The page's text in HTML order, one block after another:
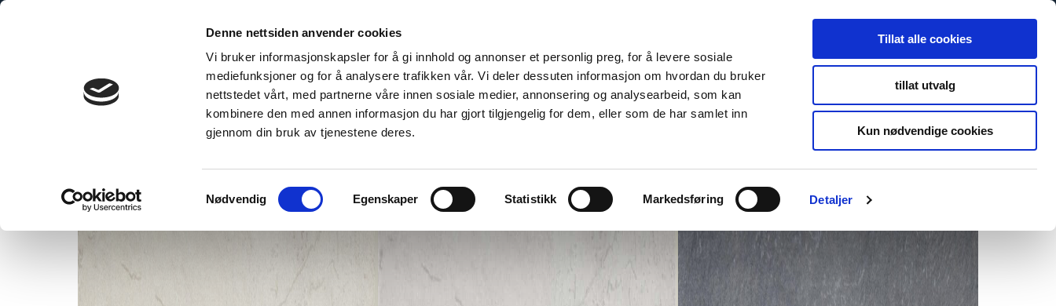
Denne nettsiden anvender cookies
Vi bruker informasjonskapsler for å gi innhold og annonser et personlig preg, for å levere sosiale
mediefunksjoner og for å analysere trafikken vår. Vi deler dessuten informasjon om hvordan du bruker
nettstedet vårt, med partnerne våre innen sosiale medier, annonsering og analysearbeid, som kan
kombinere den med annen informasjon du har gjort tilgjengelig for dem, eller som de har samlet inn
gjennom din bruk av tjenestene deres.
Samtykkevalg
Nødvendig Egenskaper Statistikk Markedsføring Detaljer
Tillat alle cookies
tillat utvalg
Kun nødvendige cookies
Skip